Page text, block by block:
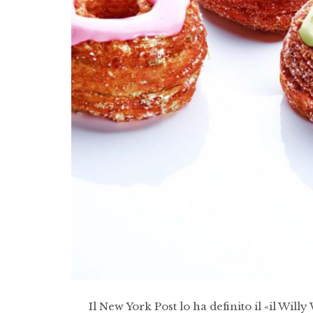
Il New York Post lo ha definito il «il